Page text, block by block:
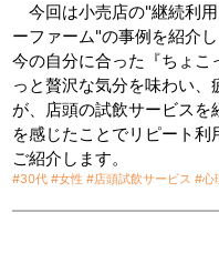
今回は小売店の"継続利
ーファーム"の事例を紹介
今の自分に合った『ちょこ
っと贅沢な気分を味わい、
が、店頭の試飲サービス
を感じたことでリピート
ご紹介します。
#30代 #女性 #店頭試飲サービス #心